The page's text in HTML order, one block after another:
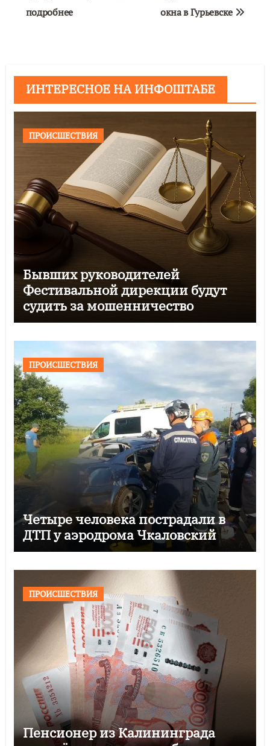
записям
подробнее
окна в Гурьевске
ИНТЕРЕСНОЕ НА ИНФОШТАБЕ
ПРОИСШЕСТВИЯ
Бывших руководителей
Фестивальной дирекции будут
судить за мошенничество
ПРОИСШЕСТВИЯ
Четыре человека пострадали в
ДТП у аэродрома Чкаловский
ПРОИСШЕСТВИЯ
Пенсионер из Калининграда